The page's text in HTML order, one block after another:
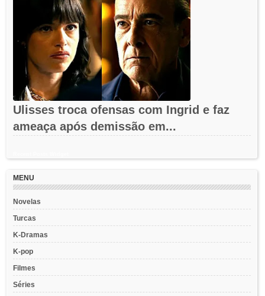
Ulisses troca ofensas com Ingrid e faz
ameaça após demissão em...
MENU
Novelas
Turcas
K-Dramas
K-pop
Filmes
Séries